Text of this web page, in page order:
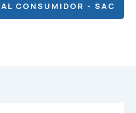
CONSUMIDOR - SAC